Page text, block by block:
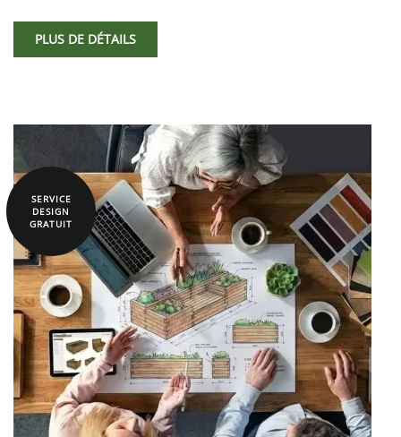
PLUS DE DÉTAILS
SERVICE
DESIGN
GRATUIT